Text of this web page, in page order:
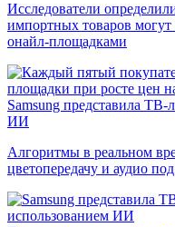
Исследователи
импортных товаров
онайл-площадками
Samsung представила
ИИ
Алгоритмы в реальном
цветопередачу и аудио